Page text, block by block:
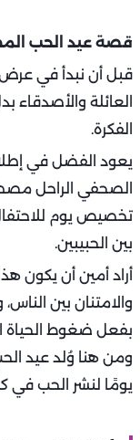
قصة عيد الحب
قبل أن نبدأ في عرض
العائلة والأصدقاء
الفكرة.
يعود الفضل في
تخصيص يوم
بين الحبيبين.
أراد أمين أن يكون
والامتنان بين
بفعل ضغوط الحياة
ومن هنا وُلد عيد
يومًا لنشر الحب في